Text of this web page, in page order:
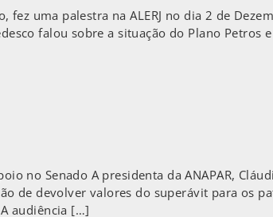
fez uma palestra na ALERJ no dia 2 de
falou sobre a situação do Plano Petros
no Senado A presidenta da ANAPAR,
de devolver valores do superávit para os
audiência […]